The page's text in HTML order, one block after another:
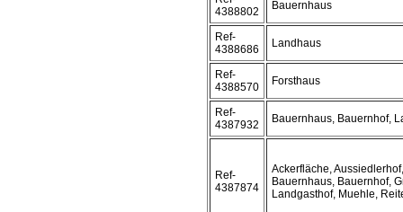
4388802
Bauernhaus
Ref-
4388686
Landhaus
Ref-
4388570
Forsthaus
Ref-
4387932
Bauernhaus, Bauernhof,
Ref-
4387874
Ackerfläche,
Bauernhaus, Bauernhof,
Landgasthof, Muehle,